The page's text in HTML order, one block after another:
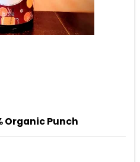
Organic Punch